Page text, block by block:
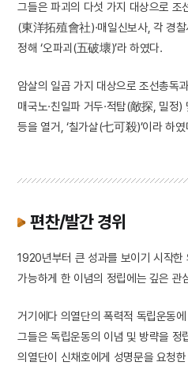
그들은 파괴의 다섯 가지 대상으로 조
(東洋拓殖會社)·매일신보사, 각 경찰
정해 ‘오파괴(五破壞)’라 하였다.
암살의 일곱 가지 대상으로 조선총독
매국노·친일파 거두·적탐(敵探, 밀
등을 열거, ‘칠가살(七可殺)’이라 하였
편찬/발간 경위
1920년부터 큰 성과를 보이기 시작한
가능하게 한 이념의 정립에는 깊은 관
거기에다 의열단의 폭력적 독립운동
그들은 독립운동의 이념 및 방략을 정
의열단이 신채호에게 성명문을 요청